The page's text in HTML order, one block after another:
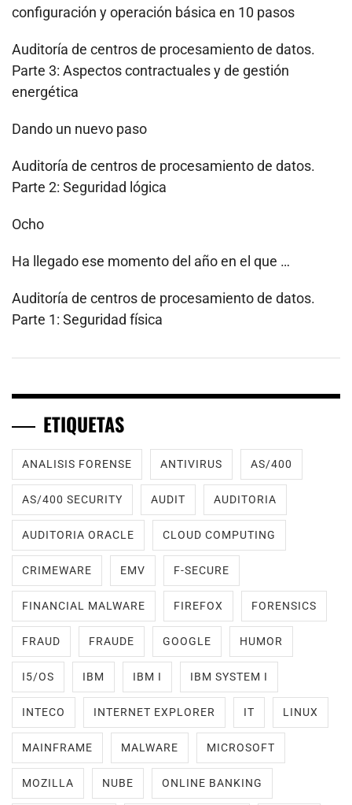
configuración y operación básica en 10 pasos
Auditoría de centros de procesamiento de datos.
Parte 3: Aspectos contractuales y de gestión
energética
Dando un nuevo paso
Auditoría de centros de procesamiento de datos.
Parte 2: Seguridad lógica
Ocho
Ha llegado ese momento del año en el que …
Auditoría de centros de procesamiento de datos.
Parte 1: Seguridad física
ETIQUETAS
ANALISIS FORENSE ANTIVIRUS AS/400
AS/400 SECURITY AUDIT AUDITORIA
AUDITORIA ORACLE CLOUD COMPUTING
CRIMEWARE EMV F-SECURE
FINANCIAL MALWARE FIREFOX FORENSICS
FRAUD FRAUDE GOOGLE HUMOR
I5/OS IBM IBM I IBM SYSTEM I
INTECO INTERNET EXPLORER IT LINUX
MAINFRAME MALWARE MICROSOFT
MOZILLA NUBE ONLINE BANKING